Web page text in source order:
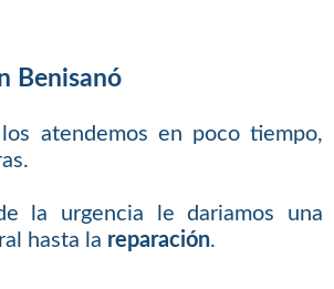
Benisanó
los atendemos en poco tiempo,
la urgencia le dariamos una
hasta la reparación.